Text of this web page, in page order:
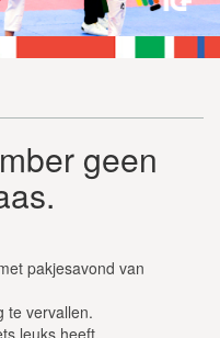
geen
pakjesavond van
te vervallen.
leuks heeft.